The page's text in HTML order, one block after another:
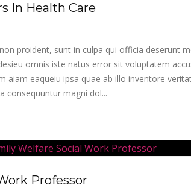
In Health Care
proident, sunt in culpa qui officia deserunt
omnis iste natus error sit voluptatem
aiam eaqueiu ipsa quae ab illo inventore
consequuntur magni dol...
Professor